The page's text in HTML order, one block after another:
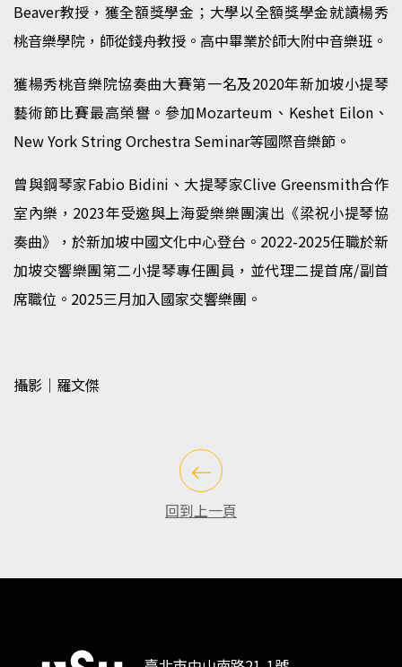
Beaver教授，獲全額獎學金；大學以全額獎學金就讀楊秀
桃音樂學院，師從錢舟教授。高中畢業於師大附中音樂班。
獲楊秀桃音樂院協奏曲大賽第一名及2020年新加坡小提琴
藝術節比賽最高榮譽。參加Mozarteum、Keshet Eilon、
New York String Orchestra Seminar等國際音樂節。
曾與鋼琴家Fabio Bidini、大提琴家Clive Greensmith合作
室內樂，2023年受邀與上海愛樂樂團演出《梁祝小提琴協
奏曲》，於新加坡中國文化中心登台。2022-2025任職於新
加坡交響樂團第二小提琴專任團員，並代理二提首席/副首
席職位。2025三月加入國家交響樂團。
攝影｜羅文傑
回到上一頁